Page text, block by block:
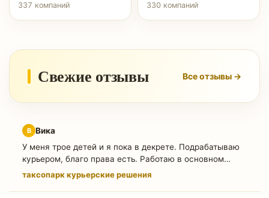
337 компаний 330 компаний
Свежие отзывы Все отзывы →
В Вика
У меня трое детей и я пока в декрете. Подрабатываю
курьером, благо права есть. Работаю в основном
вечерами, когда с детьми муж. Выходит неплохо.
таксопарк курьерские решения